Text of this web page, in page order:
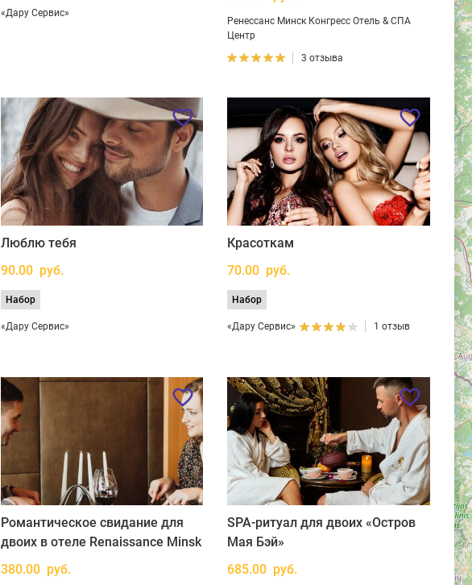
«Дару Сервис»
Ренессанс Минск Конгресс Отель & СПА
Центр
3 отзыва
Люблю тебя
90.00 руб.
Набор
«Дару Сервис»
Красоткам
70.00 руб.
Набор
«Дару Сервис» 1 отзыв
Романтическое свидание для
двоих в отеле Renaissance Minsk
380.00 руб.
SPA-ритуал для двоих «Остров
Мая Бэй»
685.00 руб.